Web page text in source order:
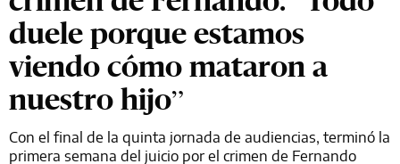
duele porque estamos
viendo cómo mataron a
nuestro hijo”
Con el final de la quinta jornada de audiencias, terminó la
primera semana del juicio por el crimen de Fernando